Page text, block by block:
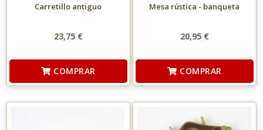
Carretillo antiguo
23,75 €
COMPRAR
Mesa rústica - banqueta
20,95 €
COMPRAR